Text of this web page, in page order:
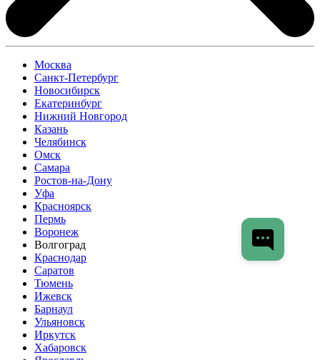
Москва
Санкт-Петербург
Новосибирск
Екатеринбург
Нижний Новгород
Казань
Челябинск
Омск
Самара
Ростов-на-Дону
Уфа
Красноярск
Пермь
Воронеж
Волгоград
Краснодар
Саратов
Тюмень
Ижевск
Барнаул
Ульяновск
Иркутск
Хабаровск